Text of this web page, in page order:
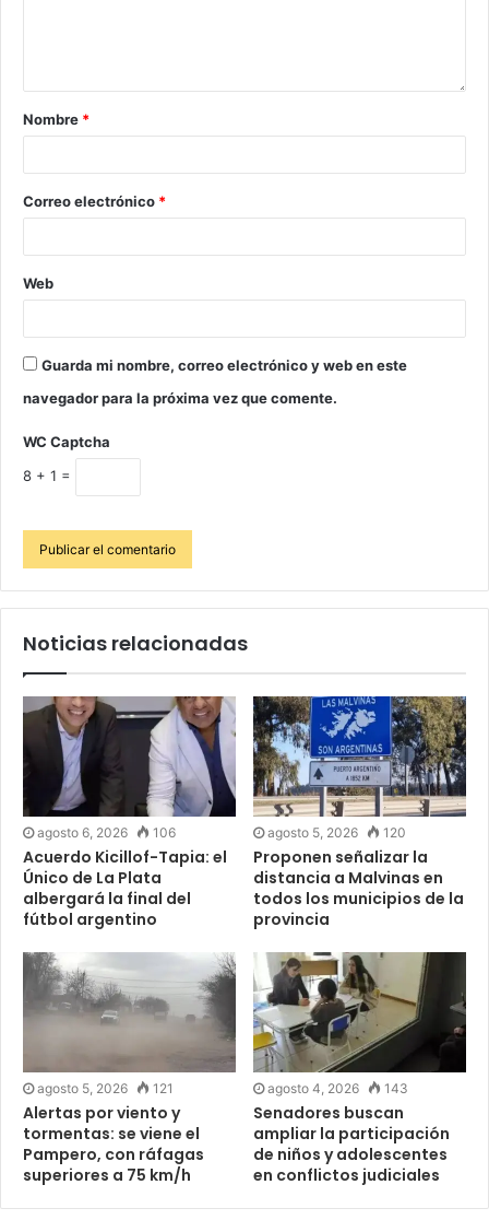
Nombre *
Correo electrónico *
Web
Guarda mi nombre, correo electrónico y web en este
navegador para la próxima vez que comente.
WC Captcha
8 + 1 =
Noticias relacionadas
agosto 6, 2026 106
Acuerdo Kicillof-Tapia: el
Único de La Plata
albergará la final del
fútbol argentino
agosto 5, 2026 120
Proponen señalizar la
distancia a Malvinas en
todos los municipios de la
provincia
agosto 5, 2026 121
Alertas por viento y
tormentas: se viene el
Pampero, con ráfagas
superiores a 75 km/h
agosto 4, 2026 143
Senadores buscan
ampliar la participación
de niños y adolescentes
en conflictos judiciales